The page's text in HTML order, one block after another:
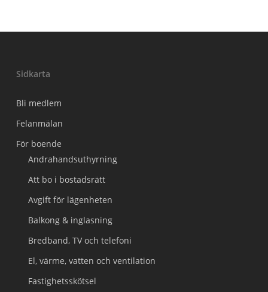
Sidkarta
Bli medlem
Felanmälan
För boende
Andrahandsuthyrning
Att bo i bostadsrätt
Avgift för lägenheten
Balkong & inglasning
Bredband, TV och telefoni
El, värme, vatten och ventilation
Fastighetsskötsel